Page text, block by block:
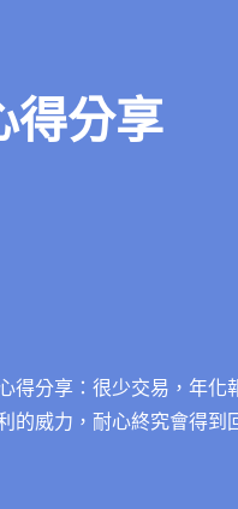
得分享
得分享：很少交易，年化
的威力，耐心終究會得到